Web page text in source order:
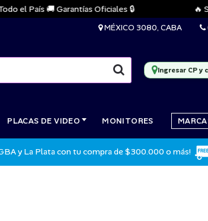
País 🚚 Garantías Oficiales 🔒 🔥
MÉXICO 3080, CABA
Ingresar CP y
PLACAS DE VIDEO MONITORES
y La Plata con tu compra de $300.000 o más!